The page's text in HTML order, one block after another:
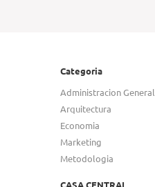
Categoria
Administracion General
Arquitectura
Economia
Marketing
Metodologia
CASA CENTRAL